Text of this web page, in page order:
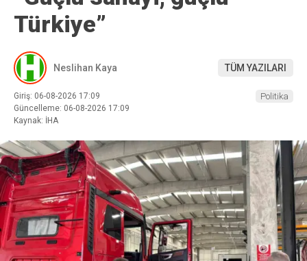
Türkiye”
Neslihan Kaya TÜM YAZILARI
Giriş: 06-08-2026 17:09
Güncelleme: 06-08-2026 17:09
Kaynak: İHA
Politika